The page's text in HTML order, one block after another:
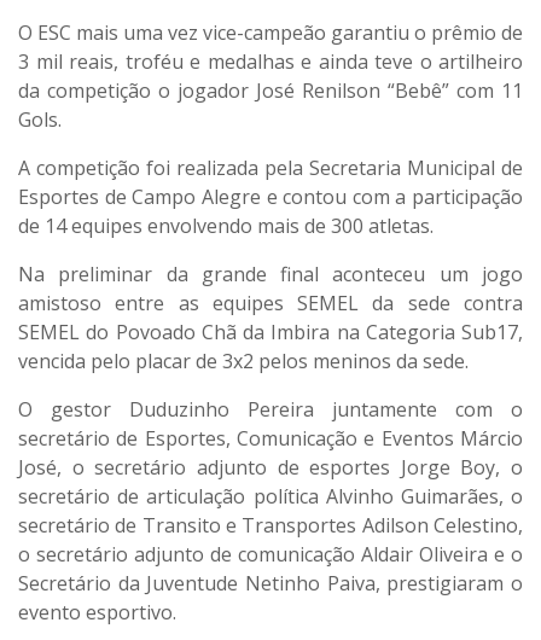
O ESC mais uma vez vice-campeão garantiu o prêmio de
3 mil reais, troféu e medalhas e ainda teve o artilheiro
da competição o jogador José Renilson “Bebê” com 11
Gols.
A competição foi realizada pela Secretaria Municipal de
Esportes de Campo Alegre e contou com a participação
de 14 equipes envolvendo mais de 300 atletas.
Na preliminar da grande final aconteceu um jogo
amistoso entre as equipes SEMEL da sede contra
SEMEL do Povoado Chã da Imbira na Categoria Sub17,
vencida pelo placar de 3x2 pelos meninos da sede.
O gestor Duduzinho Pereira juntamente com o
secretário de Esportes, Comunicação e Eventos Márcio
José, o secretário adjunto de esportes Jorge Boy, o
secretário de articulação política Alvinho Guimarães, o
secretário de Transito e Transportes Adilson Celestino,
o secretário adjunto de comunicação Aldair Oliveira e o
Secretário da Juventude Netinho Paiva, prestigiaram o
evento esportivo.